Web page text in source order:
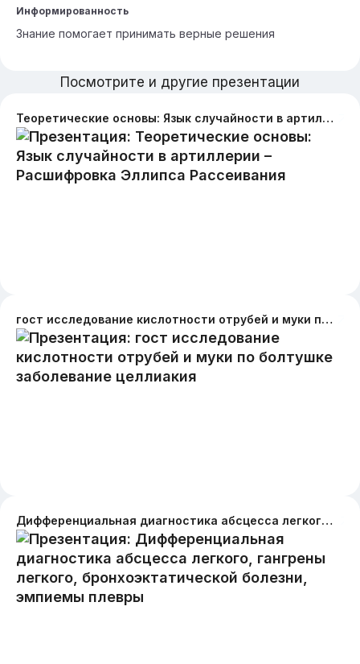
Информированность
Знание помогает принимать верные решения
Посмотрите и другие презентации
Теоретические основы: Язык случайности в артиллерии – Расшифровка Эллипса Рассеивания
гост исследование кислотности отрубей и муки по болтушке заболевание целлиакия
Дифференциальная диагностика абсцесса легкого, гангрены легкого, бронхоэктатической болезни, эмпиемы плевры